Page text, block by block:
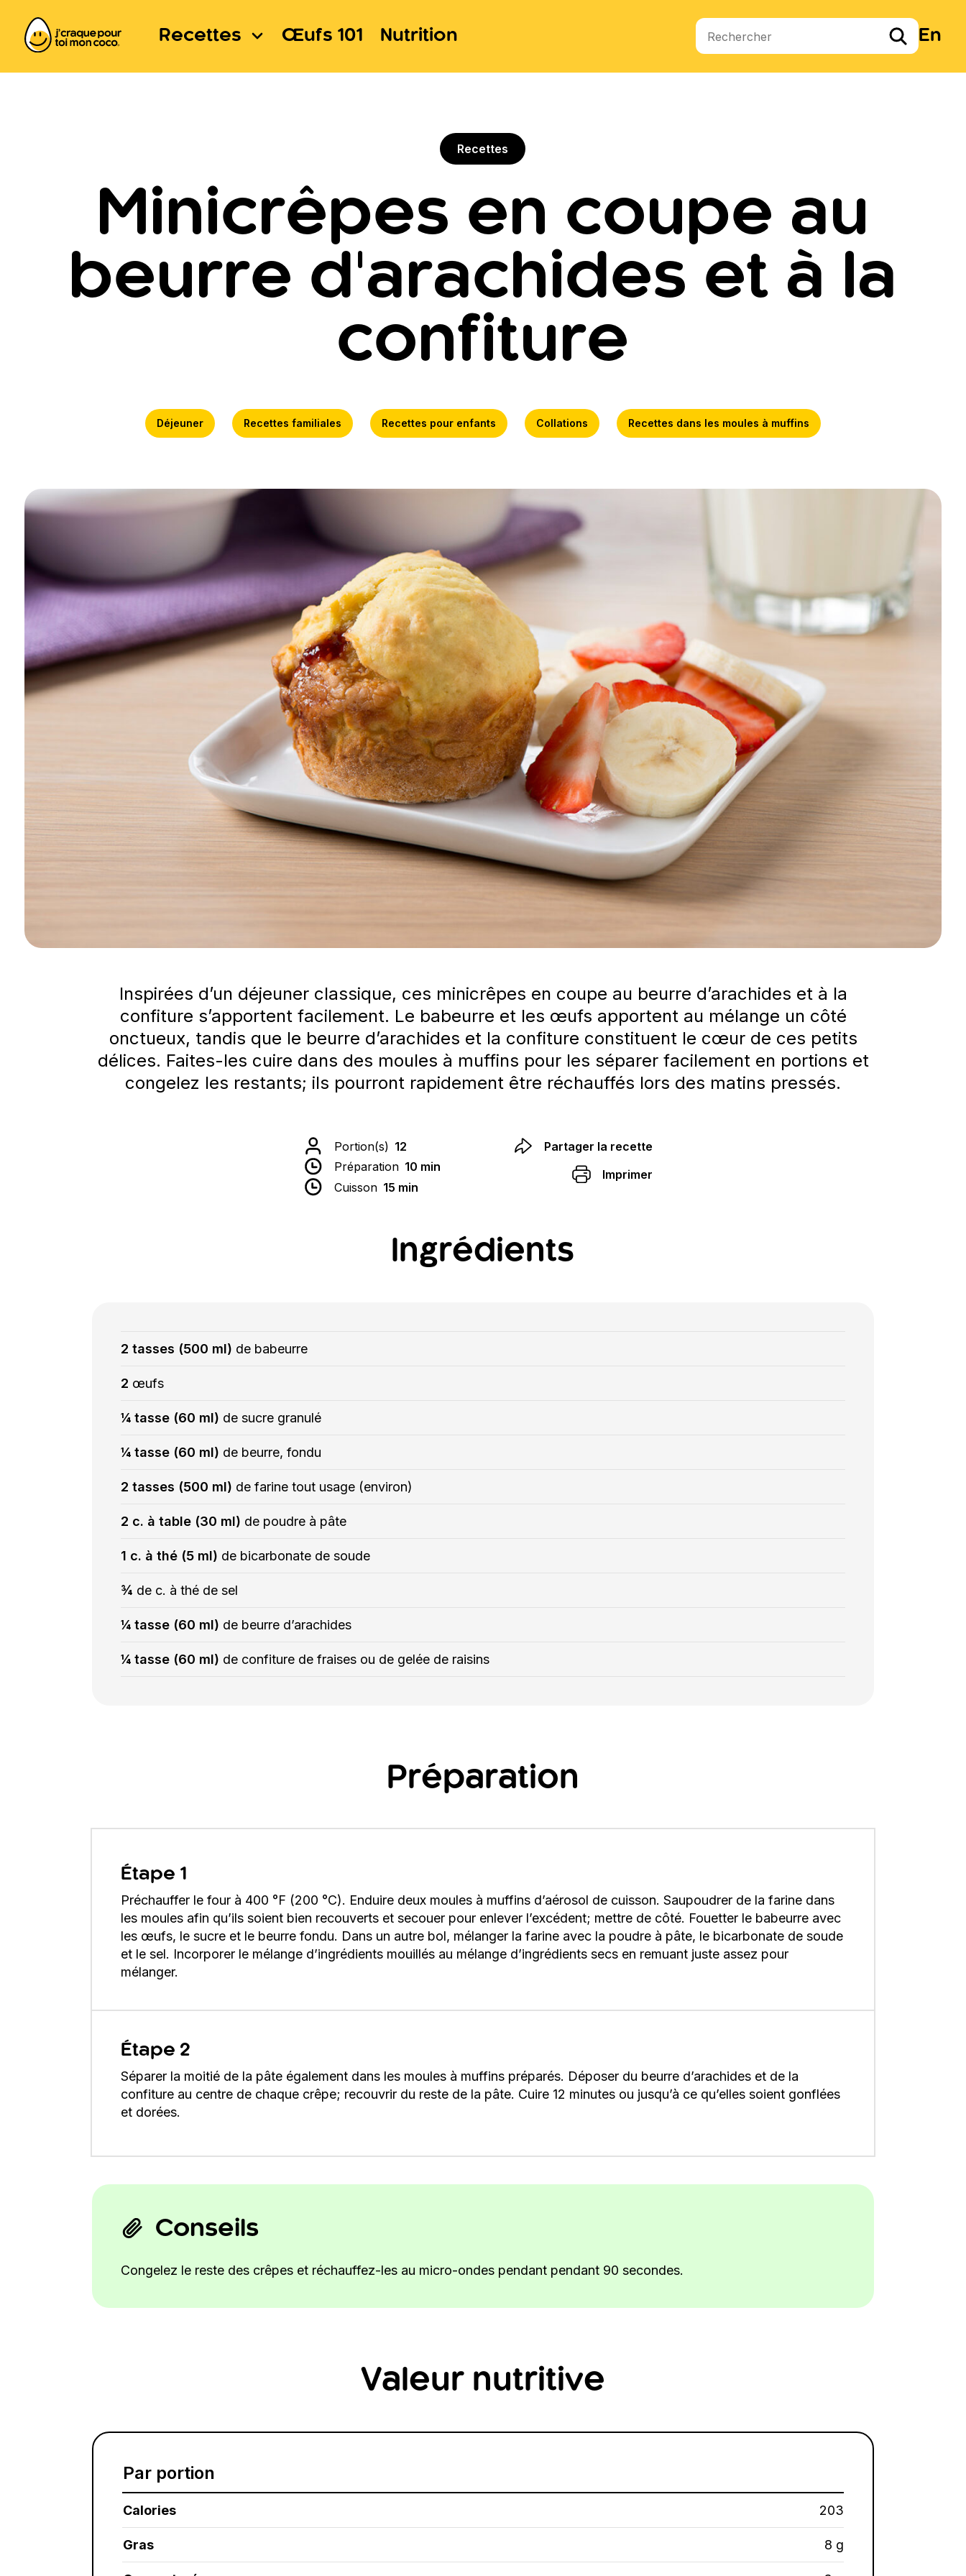
Recettes Œufs 101 Nutrition Termes de recherche En
Recettes
Minicrêpes en coupe au
beurre d'arachides et à la
confiture
Déjeuner Recettes familiales Recettes pour enfants Collations Recettes dans les moules à muffins
Inspirées d’un déjeuner classique, ces minicrêpes en coupe au beurre d’arachides et à la
confiture s’apportent facilement. Le babeurre et les œufs apportent au mélange un côté
onctueux, tandis que le beurre d’arachides et la confiture constituent le cœur de ces petits
délices. Faites-les cuire dans des moules à muffins pour les séparer facilement en portions et
congelez les restants; ils pourront rapidement être réchauffés lors des matins pressés.
Portion(s) 12
Préparation 10 min
Cuisson 15 min
Partager la recette
Imprimer
Ingrédients
2 tasses (500 ml) de babeurre
2 œufs
¼ tasse (60 ml) de sucre granulé
¼ tasse (60 ml) de beurre, fondu
2 tasses (500 ml) de farine tout usage (environ)
2 c. à table (30 ml) de poudre à pâte
1 c. à thé (5 ml) de bicarbonate de soude
¾ de c. à thé de sel
¼ tasse (60 ml) de beurre d’arachides
¼ tasse (60 ml) de confiture de fraises ou de gelée de raisins
Préparation
Étape 1
Préchauffer le four à 400 °F (200 °C). Enduire deux moules à muffins d’aérosol de cuisson. Saupoudrer de la farine dans
les moules afin qu’ils soient bien recouverts et secouer pour enlever l’excédent; mettre de côté. Fouetter le babeurre avec
les œufs, le sucre et le beurre fondu. Dans un autre bol, mélanger la farine avec la poudre à pâte, le bicarbonate de soude
et le sel. Incorporer le mélange d’ingrédients mouillés au mélange d’ingrédients secs en remuant juste assez pour
mélanger.
Étape 2
Séparer la moitié de la pâte également dans les moules à muffins préparés. Déposer du beurre d’arachides et de la
confiture au centre de chaque crêpe; recouvrir du reste de la pâte. Cuire 12 minutes ou jusqu’à ce qu’elles soient gonflées
et dorées.
Conseils
Congelez le reste des crêpes et réchauffez-les au micro-ondes pendant pendant 90 secondes.
Valeur nutritive
Par portion
Calories 203
Gras 8 g